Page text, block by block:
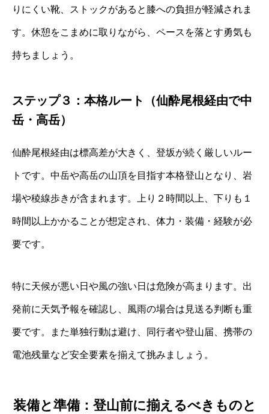
りにくい靴、ストックがあると膝への負担が軽減されま
す。休憩をこまめに取りながら、ペースを落とす勇気も
持ちましょう。
ステップ３：本格ルート（仙酔尾根経由で中
岳・高岳）
仙酔尾根経由は標高差が大きく、登坂が続く厳しいルー
トです。中岳や高岳の山頂を目指す本格登山となり、岩
場や稜線歩きが含まれます。上り２時間以上、下りも１
時間以上かかることが想定され、体力・装備・経験が必
要です。
特に天候が悪い日や風の強い日は危険が高まります。出
発前に天気予報を確認し、風雨の場合は見送る判断も重
要です。また単独行動は避け、同行者や登山届、携帯の
電池残量など安全要素を揃えて挑みましょう。
装備と準備：登山前に揃えるべきものと